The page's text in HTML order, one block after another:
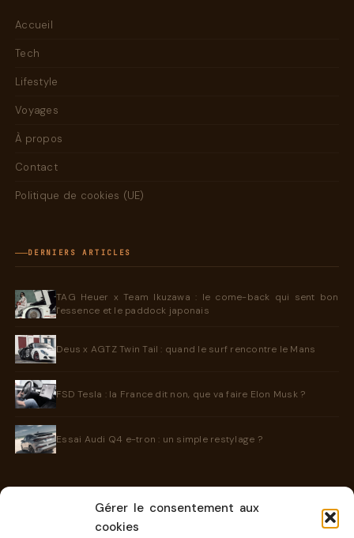
Gérer le consentement aux
cookies
Accueil
Tech
Lifestyle
Voyages
À propos
Contact
Politique de cookies (UE)
DERNIERS ARTICLES
TAG Heuer x Team Ikuzawa : le come-back qui sent bon
l'essence et le paddock japonais
Deus x AGTZ Twin Tail : quand le surf rencontre le Mans
FSD Tesla : la France dit non, que va faire Elon Musk ?
Essai Audi Q4 e-tron : un simple restylage ?
INFORMATIONS